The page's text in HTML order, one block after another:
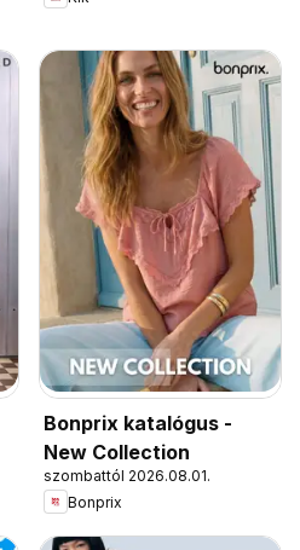
Bonprix katalógus -
New Collection
szombattól 2026.08.01.
Bonprix